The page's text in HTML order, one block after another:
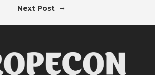
Next Post →